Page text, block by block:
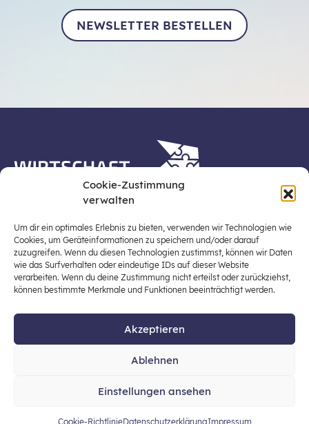
Cookie-Zustimmung
verwalten
Um dir ein optimales Erlebnis zu bieten, verwenden wir Technologien wie
Cookies, um Geräteinformationen zu speichern und/oder darauf
zuzugreifen. Wenn du diesen Technologien zustimmst, können wir Daten
wie das Surfverhalten oder eindeutige IDs auf dieser Website
verarbeiten. Wenn du deine Zustimmung nicht erteilst oder zurückziehst,
können bestimmte Merkmale und Funktionen beeinträchtigt werden.
Akzeptieren
Ablehnen
Einstellungen ansehen
Cookie-RichtlinieDatenschutzerklärungImpressum
NEWSLETTER BESTELLEN
Stiftung für Wirtschaftsbildung, Österreichs zentraler
Plattform für die Stärkung und Verbreiterung einer
lebensweltbezogenen und verantwortungsvollen
Wirtschaftsbildung in der schulischen Allgemeinbildung
(Fokus: Sekundarstufe I).
© 2026 Stiftung für Wirtschaftsbildung
Datenschutz